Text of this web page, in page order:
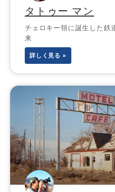
タトゥー マン
チェロキー領に誕生した鉄
来
詳しく見る »